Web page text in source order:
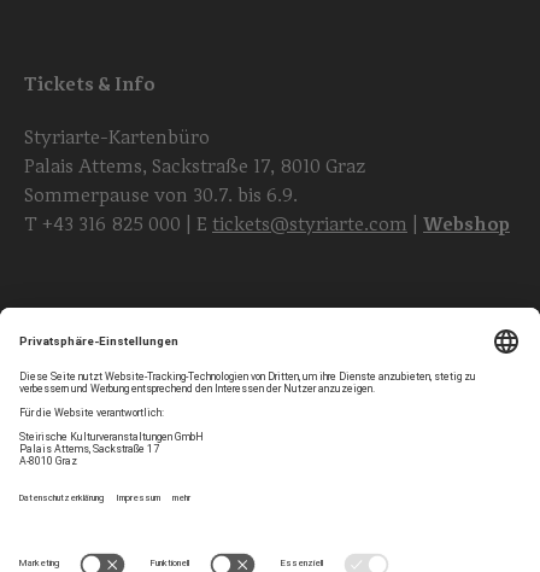
Tickets & Info
Styriarte-Kartenbüro
Palais Attems, Sackstraße 17, 8010 Graz
Sommerpause von 30.7. bis 6.9.
T +43 316 825 000 | E tickets@styriarte.com Webshop